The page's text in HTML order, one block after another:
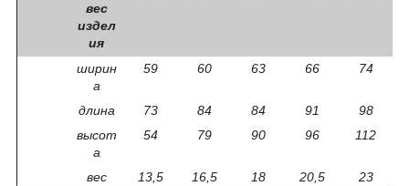
вес
издел
ия
ширин
а
59 60 63 66 74
длина 73 84 84 91
98
высот
а
54 79 90 96 112
вес 13,5 16,5 18 20,5 23